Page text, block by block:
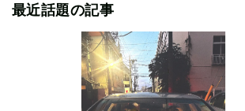
最近話題の記事